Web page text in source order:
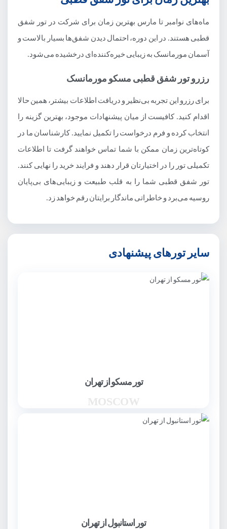
ماه‌های نوامبر تا مارس بهترین زمان برای شرکت در تور شفق
قطبی هستند. در این دوره، احتمال دیدن شفق‌ها بسیار بالاست و
آسمان مورمانسک به زیبایی خیره‌کننده‌ای درخشیده می‌شود.
رزرو تور شفق قطبی مسکو مورمانسک
برای رزرو این تجربه بی‌نظیر و دریافت اطلاعات بیشتر، همین حالا
اقدام کنید. کافیست از میان پیشنهادات موجود، بهترین گزینه را
انتخاب کرده و فرم درخواست را تکمیل نمایید. کارشناسان ما در
کوتاه‌ترین زمان ممکن با شما تماس خواهند گرفت تا اطلاعات
تکمیلی تور را در اختیارتان قرار دهند و فرایند خرید را نهایی کنند.
تور شفق قطبی شما را به قلب طبیعت و زیبایی‌های بی‌پایان
روسیه می‌برد و خاطراتی ماندگار برایتان رقم خواهد زد.
سایر تورهای پیشنهادی
تور مسکو از تهران
MOSCOW
تور استانبول از تهران